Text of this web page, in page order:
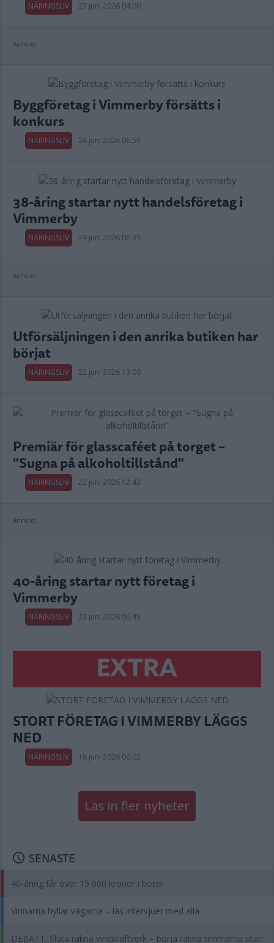
NÄRINGSLIV 27 juni 2026 04.00
Annons:
Byggföretag i Vimmerby försätts i
konkurs
NÄRINGSLIV 26 juni 2026 06.55
38-åring startar nytt handelsföretag i
Vimmerby
NÄRINGSLIV 24 juni 2026 06.35
Annons:
Utförsäljningen i den anrika butiken har
börjat
NÄRINGSLIV 22 juni 2026 13.00
Premiär för glasscaféet på torget –
"Sugna på alkoholtillstånd"
NÄRINGSLIV 22 juni 2026 12.43
Annons:
40-åring startar nytt företag i
Vimmerby
NÄRINGSLIV 22 juni 2026 06.45
EXTRA
STORT FÖRETAG I VIMMERBY LÄGGS
NED
NÄRINGSLIV 18 juni 2026 06.02
Läs in fler nyheter
SENASTE
40-åring får över 15 000 kronor i böter
Vinnarna hyllar vägarna – läs intervjuer med alla
DEBATT: Sluta räkna vindkraftverk – börja räkna timmarna utan